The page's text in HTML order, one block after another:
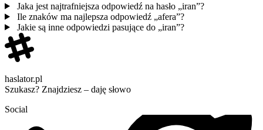
Jaka jest najtrafniejsza odpowiedź na hasło „iran”?
Ile znaków ma najlepsza odpowiedź „afera”?
Jakie są inne odpowiedzi pasujące do „iran”?
haslator.pl
Szukasz? Znajdziesz – daję słowo
Social